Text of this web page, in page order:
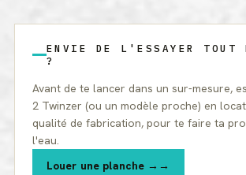
ENVIE DE L'ESSAYER TOUT
?
Avant de te lancer dans un sur-mesure,
2 Twinzer (ou un modèle proche) en
qualité de fabrication, pour te faire ta
l'eau.
Louer une planche →